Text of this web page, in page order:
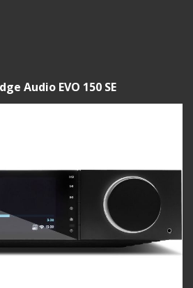
Audio EVO 150 SE